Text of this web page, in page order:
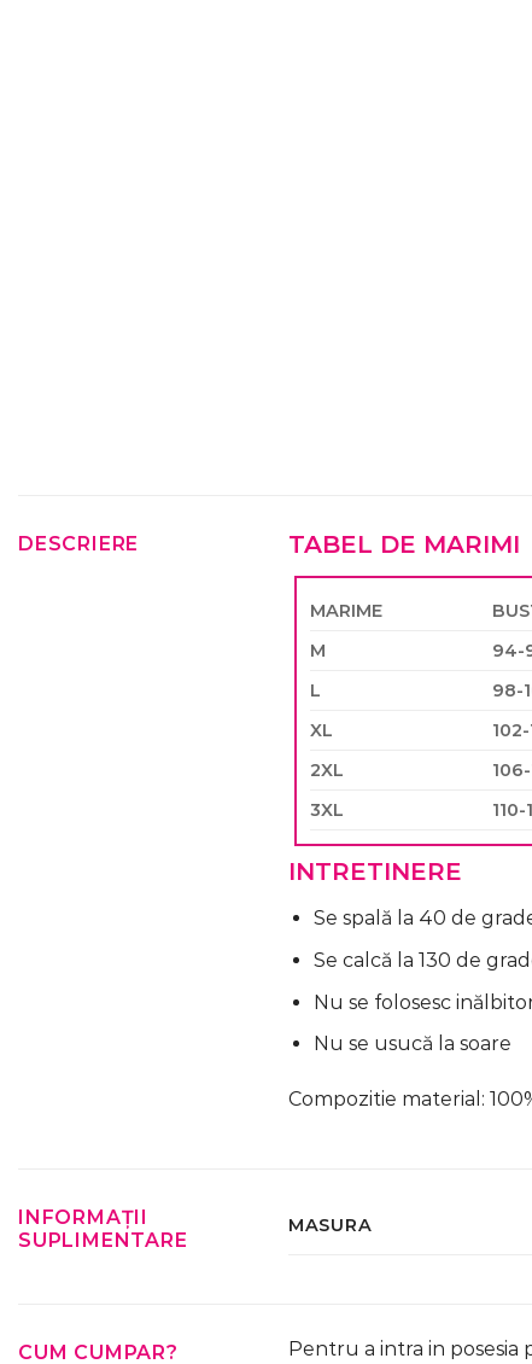
DESCRIERE TABEL DE MARIMI
MARIME
M
94-
L
98-
XL
2XL
3XL
INTRETINERE
Se spală la 40 de
Se calcă la 130 de
Nu se folosesc
Nu se usucă la soare
Compozitie material:
INFORMAȚII
SUPLIMENTARE
MASURA
CUM CUMPAR?
Pentru a intra in posesia